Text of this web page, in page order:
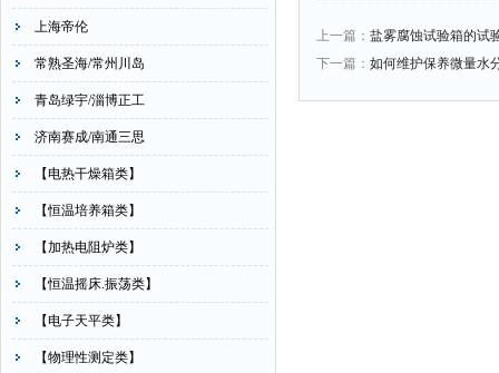
上海帝伦
常熟圣海/常州川岛
青岛绿宇/淄博正工
济南赛成/南通三思
【电热干燥箱类】
【恒温培养箱类】
【加热电阻炉类】
【恒温摇床.振荡类】
【电子天平类】
【物理性测定类】
上一篇： 盐雾腐蚀试验箱的试
下一篇： 如何维护保养微量水